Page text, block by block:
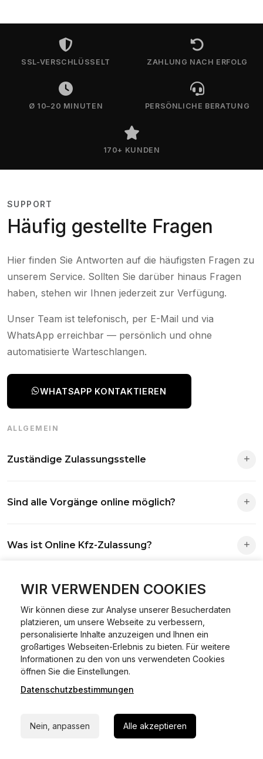
WIR VERWENDEN COOKIES
Wir können diese zur Analyse unserer Besucherdaten
platzieren, um unsere Webseite zu verbessern,
personalisierte Inhalte anzuzeigen und Ihnen ein
großartiges Webseiten-Erlebnis zu bieten. Für weitere
Informationen zu den von uns verwendeten Cookies
öffnen Sie die Einstellungen.
Datenschutzbestimmungen
Nein, anpassen Alle akzeptieren
SSL-VERSCHLÜSSELT ZAHLUNG NACH ERFOLG
Ø 10–20 MINUTEN PERSÖNLICHE BERATUNG
170+ KUNDEN
SUPPORT
Häufig gestellte Fragen
Hier finden Sie Antworten auf die häufigsten Fragen zu
unserem Service. Sollten Sie darüber hinaus Fragen
haben, stehen wir Ihnen jederzeit zur Verfügung.
Unser Team ist telefonisch, per E-Mail und via
WhatsApp erreichbar — persönlich und ohne
automatisierte Warteschlangen.
WHATSAPP KONTAKTIEREN
ALLGEMEIN
Zuständige Zulassungsstelle
Antrag wird automatisch an die richtige Stelle weitergeleitet.
Sind alle Vorgänge online möglich?
Abmeldungen für Fahrzeuge mit Erstzulassung vor dem
Was ist Online Kfz-Zulassung?
ummelden oder abmelden kannst – inklusive Dateneingabe,
Dokumentprüfung und Bezahlung.
Welche Vorteile gibt es?
Zeitersparnis, flexible Durchführung, kein Besuch der
Behörde notwendig.
Welche Unterlagen werden benötigt?
Fahrzeugbrief, Fahrzeugschein, Ausweis oder Reisepass,
Versicherungsnachweis, falls erforderlich TÜV-Bericht.
Wie sicher ist das Verfahren?
Kann ich mein Fahrzeug online ummelden oder
abmelden?